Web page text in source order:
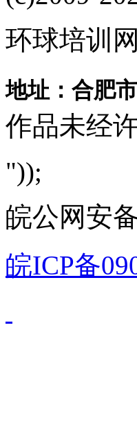
环球培训
地址：合肥
作品未经
"));
皖公网安
皖ICP备